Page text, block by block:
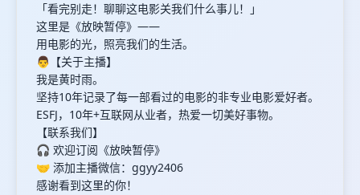
「看完别走！聊聊这电影关我们什么事儿！」
这里是《放映暂停》——
用电影的光，照亮我们的生活。
👨【关于主播】
我是黄时雨。
坚持10年记录了每一部看过的电影的非专业电影爱好者。
ESFJ，10年+互联网从业者，热爱一切美好事物。
【联系我们】
🎧 欢迎订阅《放映暂停》
🤝 添加主播微信：ggyy2406
感谢看到这里的你！